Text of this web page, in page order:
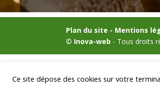
Plan du site - Mentions
© Inova-web - Tous droits
Ce site dépose des cookies sur votre